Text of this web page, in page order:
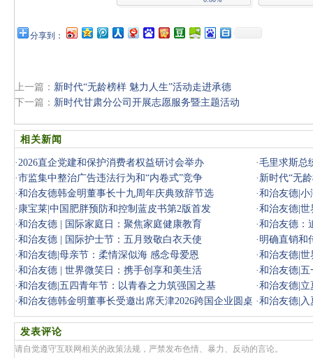
分享到：
上一篇： 新时代“无龄榜样 魅力人生”活动走进承德
下一篇： 新时代甘肃分公司开展志愿服务暨主题活动
相关新闻
·2026直企党建和保护消费者权益研讨会举办 ·毛里求斯总
·市监集中整治广告违法行为和“内卷式”竞争 · 新时代“无
·和治友德韩金明董事长十九周年庆典致辞节选 ·和治友德|小
· 康宝莱|中国肥胖预防和控制蓝皮书第2版首发 ·和治友德|
·和治友德 | 国际家庭日：聚焦家庭健康教育 ·和治友德：
·和治友德 | 国际护士节：五月致敬白衣天使 · 明确直销和
·和治友德|母亲节：柔情深似海 感念母爱恩 ·和治友德|
·和治友德 | 世界微笑日：携手创享和美生活 ·和治友德|
·和治友德|五四青年节：以青春之力筑强国之基 ·和治友德|
·和治友德韩金明董事长受邀出席天津2026跨国企业圆桌
会
·和治友德|入
发表评论
请自觉遵守互联网相关的政策法规，严禁发布色情、暴力、反动的言论。